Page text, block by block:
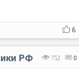
6
752 0
РФ